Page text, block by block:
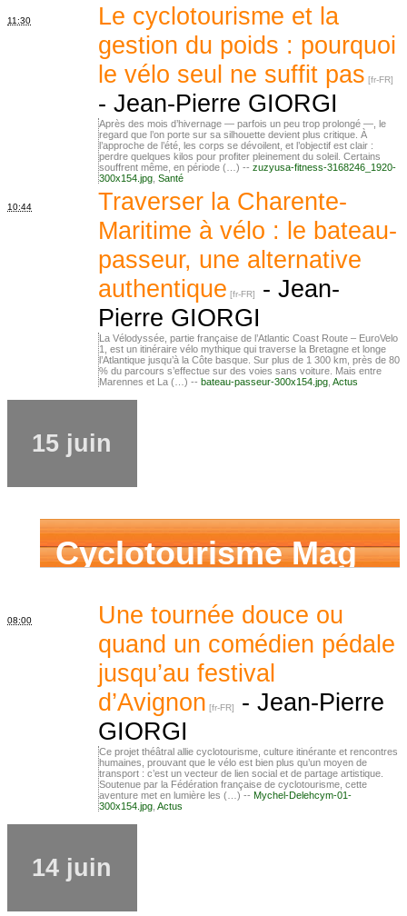
11:30
Le cyclotourisme et la
gestion du poids : pourquoi
le vélo seul ne suffit pas
- Jean-Pierre GIORGI
Après des mois d’hivernage — parfois un peu trop prolongé —, le
regard que l’on porte sur sa silhouette devient plus critique. À
l’approche de l’été, les corps se dévoilent, et l’objectif est clair :
perdre quelques kilos pour profiter pleinement du soleil. Certains
souffrent même, en période (…) -- zuzyusa-fitness-3168246_1920-
300x154.jpg Santé
10:44
Traverser la Charente-
Maritime à vélo : le bateau-
passeur, une alternative
authentique
- Jean-
Pierre GIORGI
La Vélodyssée, partie française de l’Atlantic Coast Route – EuroVelo
1, est un itinéraire vélo mythique qui traverse la Bretagne et longe
l’Atlantique jusqu’à la Côte basque. Sur plus de 1 300 km, près de 80
% du parcours s’effectue sur des voies sans voiture. Mais entre
Marennes et La (…) -- bateau-passeur-300x154.jpg, Actus
15 juin
Cyclotourisme Mag
08:00
Une tournée douce ou
quand un comédien pédale
jusqu’au festival
d’Avignon
- Jean-Pierre
GIORGI
Ce projet théâtral allie cyclotourisme, culture itinérante et rencontres
humaines, prouvant que le vélo est bien plus qu’un moyen de
transport : c’est un vecteur de lien social et de partage artistique.
Soutenue par la Fédération française de cyclotourisme, cette
aventure met en lumière les (…) -- Mychel-Delehcym-01-
300x154.jpg Actus
14 juin